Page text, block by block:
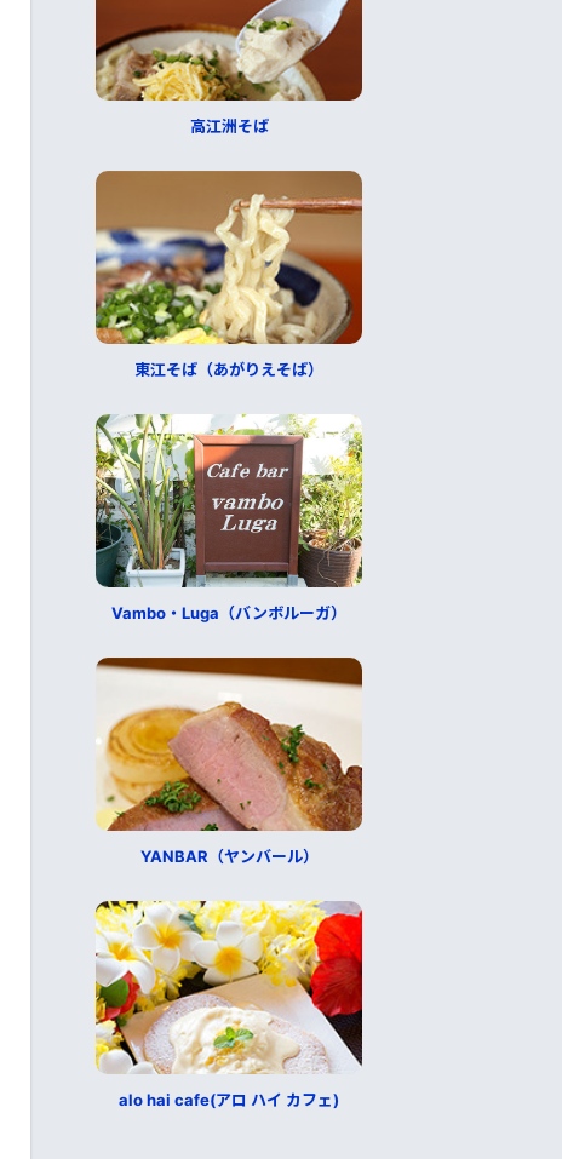
高江洲そば
東江そば（あがりえそば）
Vambo・Luga（バンボルーガ）
YANBAR（ヤンバール）
alo hai cafe(アロ ハイ カフェ)